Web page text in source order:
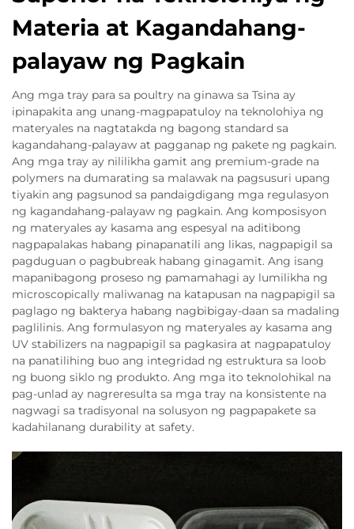
Materia at Kagandahang-
palayaw ng Pagkain
Ang mga tray para sa poultry na ginawa sa Tsina ay
ipinapakita ang unang-magpapatuloy na teknolohiya ng
materyales na nagtatakda ng bagong standard sa
kagandahang-palayaw at pagganap ng pakete ng pagkain.
Ang mga tray ay nililikha gamit ang premium-grade na
polymers na dumarating sa malawak na pagsusuri upang
tiyakin ang pagsunod sa pandaigdigang mga regulasyon
ng kagandahang-palayaw ng pagkain. Ang komposisyon
ng materyales ay kasama ang espesyal na aditibong
nagpapalakas habang pinapanatili ang likas, nagpapigil sa
pagduguan o pagbubreak habang ginagamit. Ang isang
mapanibagong proseso ng pamamahagi ay lumilikha ng
microscopically maliwanag na katapusan na nagpapigil sa
paglago ng bakterya habang nagbibigay-daan sa madaling
paglilinis. Ang formulasyon ng materyales ay kasama ang
UV stabilizers na nagpapigil sa pagkasira at nagpapatuloy
na panatilihing buo ang integridad ng estruktura sa loob
ng buong siklo ng produkto. Ang mga ito teknolohikal na
pag-unlad ay nagreresulta sa mga tray na konsistente na
nagwagi sa tradisyonal na solusyon ng pagpapakete sa
kadahilanang durability at safety.